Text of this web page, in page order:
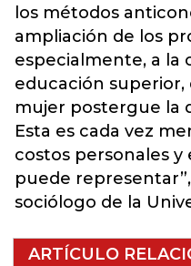
los métodos
ampliación de los
especialmente, a la
educación superior,
mujer postergue la
Esta es cada vez
costos personales
puede
sociólogo de la
ARTÍCULO